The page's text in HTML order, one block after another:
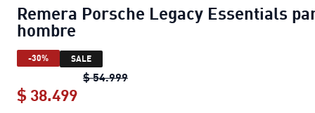
Remera Porsche Legacy Essentials
hombre
-30% SALE
$ 54.999Remera Porsche Legacy Essentials
$ 38.499